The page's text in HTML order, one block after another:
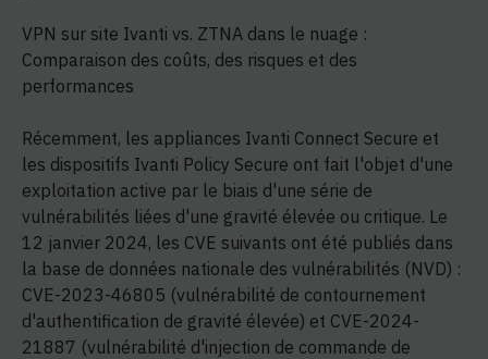
VPN sur site Ivanti vs. ZTNA dans le nuage :
Comparaison des coûts, des risques et des
performances
Récemment, les appliances Ivanti Connect Secure et
les dispositifs Ivanti Policy Secure ont fait l'objet d'une
exploitation active par le biais d'une série de
vulnérabilités liées d'une gravité élevée ou critique. Le
12 janvier 2024, les CVE suivants ont été publiés dans
la base de données nationale des vulnérabilités (NVD) :
CVE-2023-46805 (vulnérabilité de contournement
d'authentification de gravité élevée) et CVE-2024-
21887 (vulnérabilité d'injection de commande de